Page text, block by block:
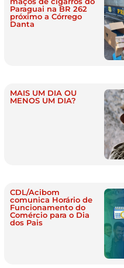
Paraguai na BR 262
próximo a Córrego
Danta
MAIS UM DIA OU
MENOS UM DIA?
CDL/Acibom
comunica Horário de
Funcionamento do
Comércio para o Dia
dos Pais